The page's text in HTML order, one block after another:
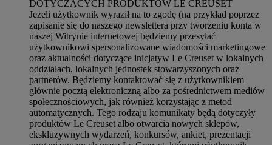
DOTYCZĄCYCH PRODUKTÓW LE CREUSET
Jeżeli użytkownik wyraził na to zgodę (na przykład poprzez
zapisanie się do naszego newslettera przy tworzeniu konta w
naszej Witrynie internetowej będziemy przesyłać
użytkownikowi spersonalizowane wiadomości marketingowe
oraz aktualności dotyczące inicjatyw Le Creuset w lokalnych
oddziałach, lokalnych jednostek stowarzyszonych oraz
partnerów. Będziemy kontaktować się z użytkownikiem
głównie pocztą elektroniczną albo za pośrednictwem mediów
społecznościowych, jak również korzystając z metod
automatycznych. Tego rodzaju komunikaty będą dotyczyły
produktów Le Creuset albo otwarcia nowych sklepów,
ekskluzywnych wydarzeń, konkursów, ankiet, prezentacji